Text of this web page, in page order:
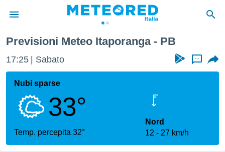
di
per
le
di
Previsioni Meteo Itaporanga - PB
17:25 Sabato ...
Nubi sparse
33°
Temp. percepita 32°
Nord
12
27 km/h